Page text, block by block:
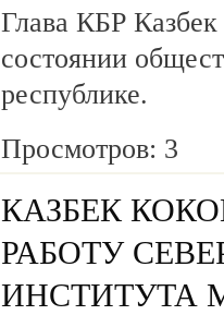
Глава КБР
состоянии
республике.
Просмотров: 3
КАЗБЕК
РАБОТУ
ИНСТИТУТА